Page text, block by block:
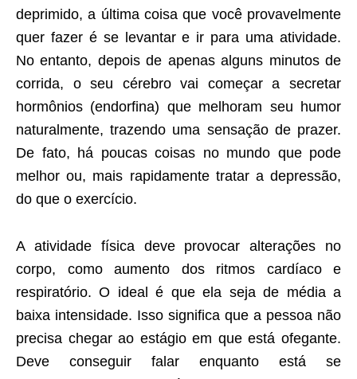
deprimido, a última coisa que você provavelmente
quer fazer é se levantar e ir para uma atividade.
No entanto, depois de apenas alguns minutos de
corrida, o seu cérebro vai começar a secretar
hormônios (endorfina) que melhoram seu humor
naturalmente, trazendo uma sensação de prazer.
De fato, há poucas coisas no mundo que pode
melhor ou, mais rapidamente tratar a depressão,
do que o exercício.
A atividade física deve provocar alterações no
corpo, como aumento dos ritmos cardíaco e
respiratório. O ideal é que ela seja de média a
baixa intensidade. Isso significa que a pessoa não
precisa chegar ao estágio em que está ofegante.
Deve conseguir falar enquanto está se